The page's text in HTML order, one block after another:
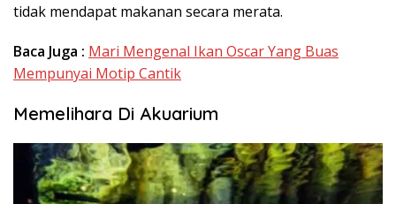
tidak mendapat makanan secara merata.
Baca Juga : Mari Mengenal Ikan Oscar Yang Buas
Mempunyai Motip Cantik
Memelihara Di Akuarium